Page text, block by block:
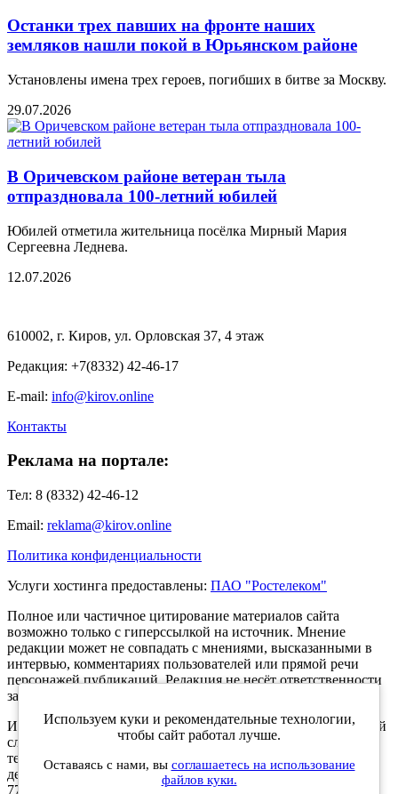
Останки трех павших на фронте наших
земляков нашли покой в Юрьянском районе
Установлены имена трех героев, погибших в битве за Москву.
29.07.2026
В Оричевском районе ветеран тыла
отпраздновала 100-летний юбилей
Юбилей отметила жительница посёлка Мирный Мария
Сергеевна Леднева.
12.07.2026
610002, г. Киров, ул. Орловская 37, 4 этаж
Редакция: +7(8332) 42-46-17
E-mail: info@kirov.online
Контакты
Реклама на портале:
Тел: 8 (8332) 42-46-12
Email: reklama@kirov.online
Политика конфиденциальности
Услуги хостинга предоставлены: ПАО "Ростелеком"
Полное или частичное цитирование материалов сайта
возможно только с гиперссылкой на источник. Мнение
редакции может не совпадать с мнениями, высказанными в
интервью, комментариях пользователей или прямой речи
персонажей публикаций. Редакция не несёт ответственности
за текст комментариев читателей.
Интернет-портал Kirov.online зарегистрирован в Федеральной
службе по надзору в сфере связи, информационных
технологий и массовых коммуникаций (Роскомнадзор) 5
декабря 2019 года. Регистрационный номер ЭЛ № ФС 77 -
77189.
Используем куки и рекомендательные технологии,
чтобы сайт работал лучше.
Оставаясь с нами, вы соглашаетесь на использование
файлов куки.